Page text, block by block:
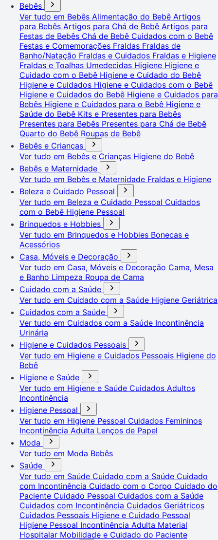
Bebês
Ver tudo em Bebês Alimentação do Bebê Artigos
para Bebês Artigos para Chá de Bebê Artigos para
Festas de Bebês Chá de Bebê Cuidados com o Bebê
Festas e Comemorações Fraldas Fraldas de
Banho/Natação Fraldas e Cuidados Fraldas e Higiene
Fraldas e Toalhas Umedecidas Higiene Higiene e
Cuidado com o Bebê Higiene e Cuidado do Bebê
Higiene e Cuidados Higiene e Cuidados com o Bebê
Higiene e Cuidados do Bebê Higiene e Cuidados para
Bebês Higiene e Cuidados para o Bebê Higiene e
Saúde do Bebê Kits e Presentes para Bebês
Presentes para Bebês Presentes para Chá de Bebê
Quarto do Bebê Roupas de Bebê
Bebês e Crianças
Ver tudo em Bebês e Crianças Higiene do Bebê
Bebês e Maternidade
Ver tudo em Bebês e Maternidade Fraldas e Higiene
Beleza e Cuidado Pessoal
Ver tudo em Beleza e Cuidado Pessoal Cuidados
com o Bebê Higiene Pessoal
Brinquedos e Hobbies
Ver tudo em Brinquedos e Hobbies Bonecas e
Acessórios
Casa, Móveis e Decoração
Ver tudo em Casa, Móveis e Decoração Cama, Mesa
e Banho Limpeza Roupa de Cama
Cuidado com a Saúde
Ver tudo em Cuidado com a Saúde Higiene Geriátrica
Cuidados com a Saúde
Ver tudo em Cuidados com a Saúde Incontinência
Urinária
Higiene e Cuidados Pessoais
Ver tudo em Higiene e Cuidados Pessoais Higiene do
Bebê
Higiene e Saúde
Ver tudo em Higiene e Saúde Cuidados Adultos
Incontinência
Higiene Pessoal
Ver tudo em Higiene Pessoal Cuidados Femininos
Incontinência Adulta Lenços de Papel
Moda
Ver tudo em Moda Bebês
Saúde
Ver tudo em Saúde Cuidado com a Saúde Cuidado
com Incontinência Cuidado com o Corpo Cuidado do
Paciente Cuidado Pessoal Cuidados com a Saúde
Cuidados com Incontinência Cuidados Geriátricos
Cuidados Pessoais Higiene e Cuidado Pessoal
Higiene Pessoal Incontinência Adulta Material
Hospitalar Mobilidade e Cuidado do Paciente